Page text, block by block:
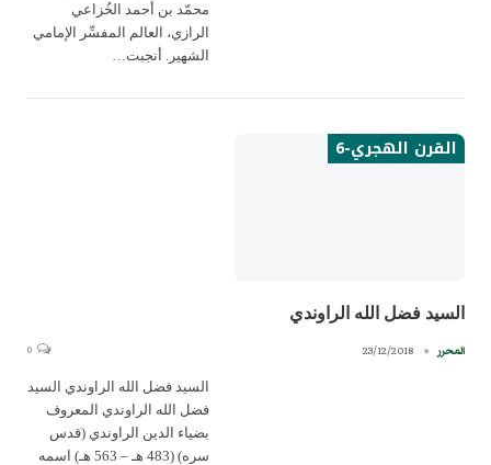
محمّد بن أحمد الخُزاعي
الرازي، العالم المفسِّر الإمامي
الشهير. أنجبت…
القرن الهجري-6
السيد فضل الله الراوندي
المحرر 23/12/2018
السيد فضل الله الراوندي السيد
فضل الله الراوندي المعروف
بضياء الدين الراوندي (قدس
سره) (483 هـ – 563 هـ) اسمه